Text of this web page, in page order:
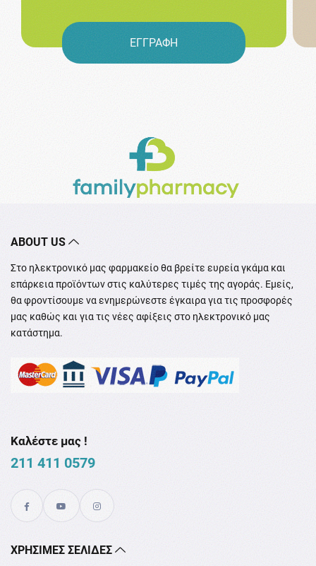
ΕΓΓΡΑΦΗ
ABOUT US
Στο ηλεκτρονικό μας φαρμακείο θα βρείτε ευρεία γκάμα και
επάρκεια προϊόντων στις καλύτερες τιμές της αγοράς. Εμείς,
θα φροντίσουμε να ενημερώνεστε έγκαιρα για τις προσφορές
μας καθώς και για τις νέες αφίξεις στο ηλεκτρονικό μας
κατάστημα.
Καλέστε μας !
211 411 0579
XΡΉΣΙΜΕΣ ΣΕΛΊΔΕΣ